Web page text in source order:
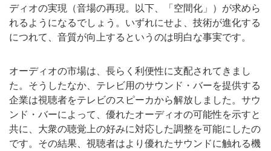
ディオの実現（音場の再現。以下、「空間化」）が求めら
れるようになるでしょう。いずれにせよ、技術が進化する
につれて、音質が向上するというのは明白な事実です。
オーディオの市場は、長らく利便性に支配されてきまし
た。そうしたなか、テレビ用のサウンド・バーを提供する
企業は視聴者をテレビのスピーカから解放しました。サウ
ンド・バーによって、優れたオーディオの可能性を示すと
共に、大衆の聴覚上の好みに対応した調整を可能にしたの
です。その結果、視聴者はより優れたサウンドに触れる機